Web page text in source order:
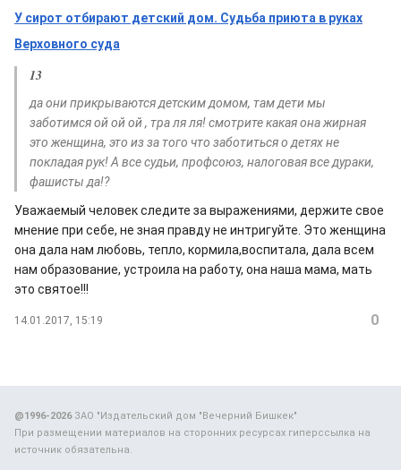
У сирот отбирают детский дом. Судьба приюта в руках
Верховного суда
13
да они прикрываются детским домом, там дети мы
заботимся ой ой ой , тра ля ля! смотрите какая она жирная
это женщина, это из за того что заботиться о детях не
покладая рук! А все судьи, профсоюз, налоговая все дураки,
фашисты да!?
Уважаемый человек следите за выражениями, держите свое
мнение при себе, не зная правду не интригуйте. Это женщина
она дала нам любовь, тепло, кормила,воспитала, дала всем
нам образование, устроила на работу, она наша мама, мать
это святое!!!
14.01.2017, 15:19 0
@1996-2026ЗАО "Издательский дом "Вечерний Бишкек"
При размещении материалов на сторонних ресурсах гиперссылка на
источник обязательна.